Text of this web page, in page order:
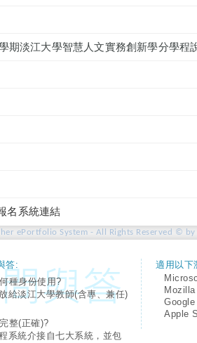
期淡江大學智慧人文實務創新學分學程
名系統連結
ePortfolio System - All Rights Reserved © by
答:
種身份使用?
給淡江大學教師(含專、兼任)
整(正確)?
系統介接自七大系統，並包
適用以下
Google
Apple